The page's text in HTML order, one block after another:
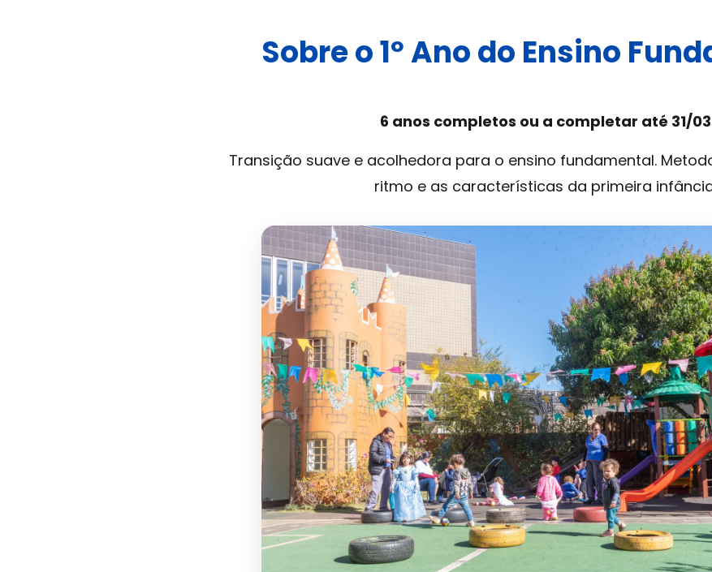
Sobre o 1º Ano do Ensino
6 anos completos ou a completar até 31/03
Transição suave e acolhedora para o ensino fundamental.
ritmo e as características da primeira